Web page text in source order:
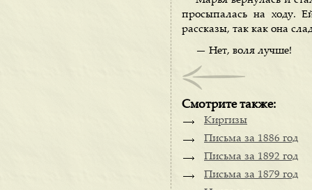
просыпалась на ходу.
рассказы, так как она
— Нет, воля лучше!
Смотрите также:
Киргизы
Письма за 1886 год
Письма за 1892 год
Письма за 1879 год